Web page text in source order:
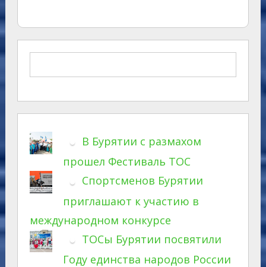
В Бурятии с размахом
прошел Фестиваль ТОС
Спортсменов Бурятии
приглашают к участию в
международном конкурсе
ТОСы Бурятии посвятили
Году единства народов России